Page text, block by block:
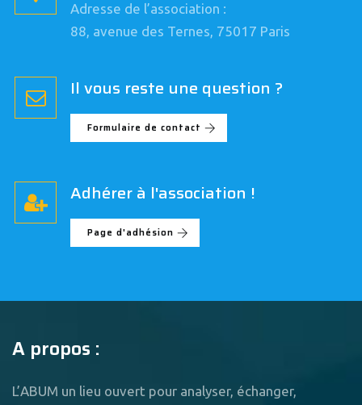
Adresse de l’association :
88, avenue des Ternes, 75017 Paris
Il vous reste une question ?
Formulaire de contact
Adhérer à l'association !
Page d'adhésion
A propos :
L’ABUM un lieu ouvert pour analyser, échanger,